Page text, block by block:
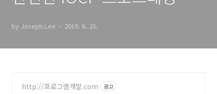
by Joseph.Lee 2019. 6. 23.
http://프로그램개발.com 광고